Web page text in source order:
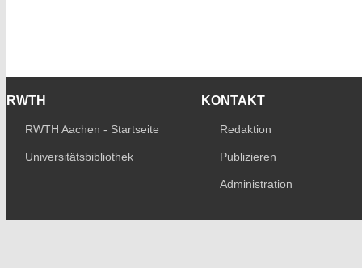
RWTH
RWTH Aachen - Startseite
Universitätsbibliothek
KONTAKT
Redaktion
Publizieren
Administration